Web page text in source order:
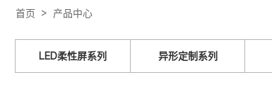
首页 > 产品中心
LED柔性屏系列 异形定制系列